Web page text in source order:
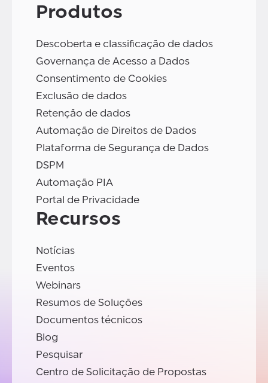
Produtos
Descoberta e classificação de dados
Governança de Acesso a Dados
Consentimento de Cookies
Exclusão de dados
Retenção de dados
Automação de Direitos de Dados
Plataforma de Segurança de Dados
DSPM
Automação PIA
Portal de Privacidade
Recursos
Notícias
Eventos
Webinars
Resumos de Soluções
Documentos técnicos
Blog
Pesquisar
Centro de Solicitação de Propostas